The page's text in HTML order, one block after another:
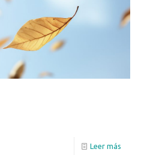
Leer más